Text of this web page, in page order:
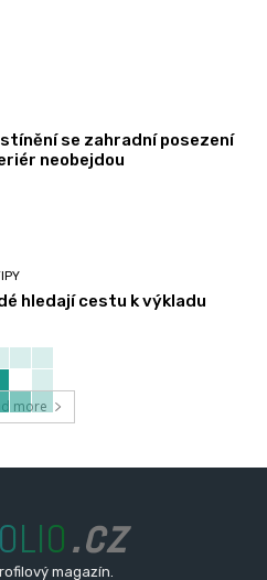
se zahradní posezení
neobejdou
hledají cestu k výkladu
more
.cz
magazín.